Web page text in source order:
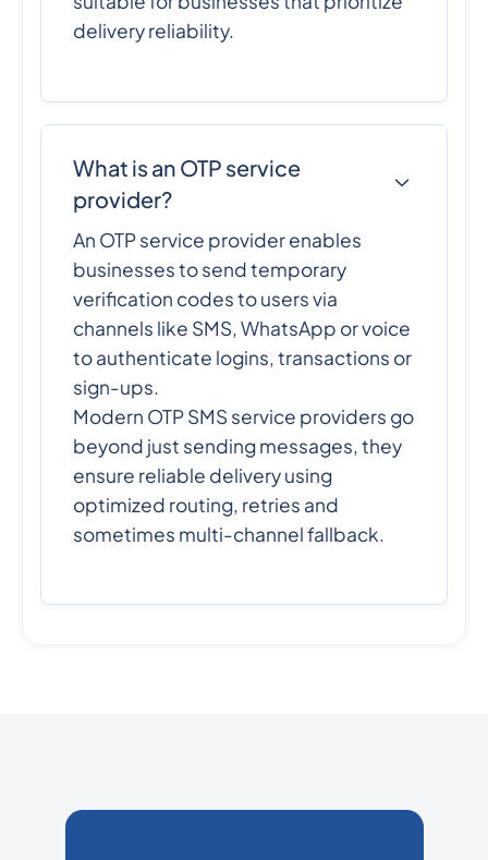
delivery reliability.
What is an OTP service
provider?
An OTP service provider enables
businesses to send temporary
verification codes to users via
channels like SMS, WhatsApp or voice
to authenticate logins, transactions or
sign-ups.
Modern OTP SMS service providers go
beyond just sending messages, they
ensure reliable delivery using
optimized routing, retries and
sometimes multi-channel fallback.